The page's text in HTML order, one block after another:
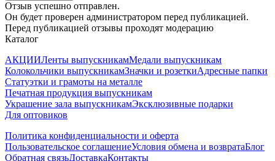
Отзыв успешно отправлен.
Он будет проверен администратором перед публикацией.
Перед публикацией отзывы проходят модерацию
Каталог
АКЦИИЛенты выпускникамМедали выпускникам
Колокольчики выпускникамЗначки и розеткиАдресные папки
Статуэтки и грамоты на металле
Печатная продукция выпускникам
Украшение зала выпускникамЭксклюзивные подарки
Для оптовиков
Политика конфиденциальности и оферта
Пользовательское соглашениеУсловия обмена и возвратаБлог
Обратная связьДоставкаКонтакты